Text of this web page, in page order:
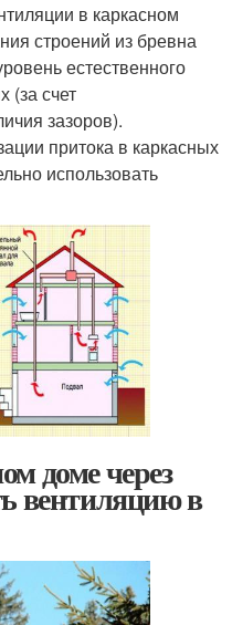
в каркасном
строений из бревна
естественного
(за счет
зазоров).
притока в каркасных
использовать
доме через
вентиляцию в